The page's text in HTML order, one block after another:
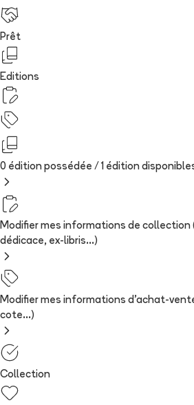
Prêt
Editions
0 édition possédée / 1 édition
Modifier mes informations de collection
dédicace, ex-libris...)
Modifier mes informations d'achat-
cote...)
Collection